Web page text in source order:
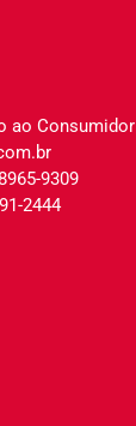
ao Consumidor
9309
2444